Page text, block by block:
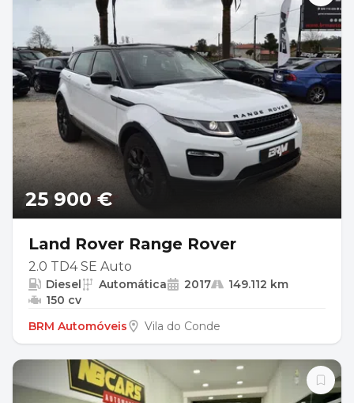
25 900 €
Land Rover Range Rover
2.0 TD4 SE Auto
Diesel Automática 2017
149.112 km
150 cv
BRM Automóveis
Vila do Conde